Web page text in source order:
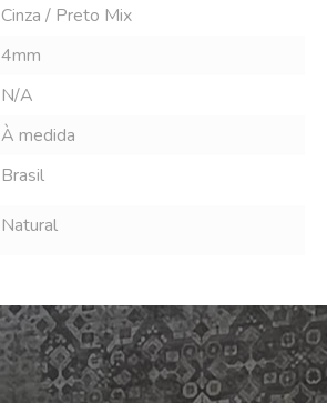
Cinza / Preto Mix
4mm
N/A
À medida
Brasil
Natural